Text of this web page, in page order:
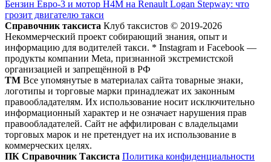
Бензин Евро-3 и мотор H4M на Renault Logan Stepway: что
грозит двигателю такси
Справочник таксиста Клуб таксистов © 2019-2026
Некоммерческий проект собирающий знания, опыт и
информацию для водителей такси. * Instagram и Facebook —
продукты компании Meta, признанной экстремистской
организацией и запрещённой в РФ
ТМ Все упомянутые в материалах сайта товарные знаки,
логотипы и торговые марки принадлежат их законным
правообладателям. Их использование носит исключительно
информационный характер и не означает нарушения прав
правообладателей. Сайт не аффилирован с владельцами
торговых марок и не претендует на их использование в
коммерческих целях.
ПК Справочник Таксиста Политика конфиденциальности